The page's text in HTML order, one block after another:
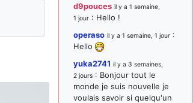
d9pouces il y a 1 semaine,
1 jour : Hello !
operaso il y a 1 semaine, 1 jour :
Hello
yuka2741 il y a 3 semaines,
2 jours : Bonjour tout le
monde je suis nouvelle je
voulais savoir si quelqu'un